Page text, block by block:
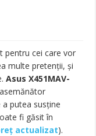
pentru cei care vor
multe pretenții, și
Asus X451MAV-
putea susține
fi găsit în
actualizat).